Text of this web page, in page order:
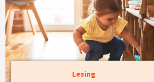
Lesing